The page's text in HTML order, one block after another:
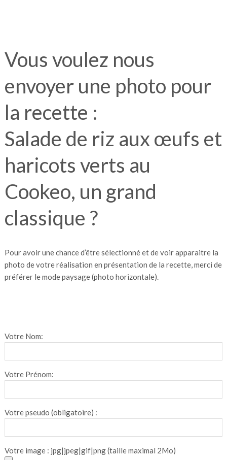
Vous voulez nous
envoyer une photo pour
la recette :
Salade de riz aux œufs et
haricots verts au
Cookeo, un grand
classique ?
Pour avoir une chance d’être sélectionné et de voir apparaitre la
photo de votre réalisation en présentation de la recette, merci de
préférer le mode paysage (photo horizontale).
Votre Nom:
Votre Prénom:
Votre pseudo (obligatoire) :
Votre image : jpg|jpeg|gif|png (taille maximal 2Mo)